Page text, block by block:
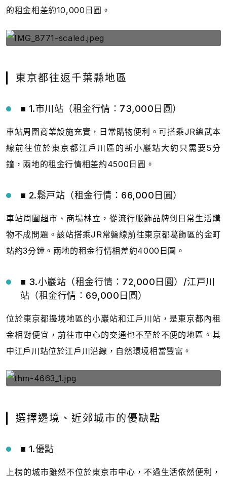
的租金相差約10,000日圓。
東京都往返千葉縣地區
■ 1.市川站（租金行情：73,000日圓）
車站周圍商業設施充實，日常購物便利。可搭乘JR總武本
線前往位於東京都江戶川區的新小巖站大約只需要5分
鐘，兩地的租金行情相差約4500日圓。
■ 2.鬆戸站（租金行情：66,000日圓）
車站周圍超市、商場林立，從流行服飾品牌到日常生活購
物不成問題。該站搭乘JR常磐線前往東京都葛飾區的金町
站約3分鐘。兩地的租金行情相差約4000日圓。
■ 3.小巖站（租金行情：72,000日圓）/江戸川
站（租金行情：69,000日圓）
位於東京都邊境地區的小巖站和江戶川站，是東京都內租
金相對便宜，前往市中心的交通也不至於不便的地區。其
中江戶川站位於江戶川沿線，自然環境相當豐富。
選擇邊境、近郊城市的優缺點
■ 1.優點
上榜的城市雖然不位於東京市中心，不過生活依然便利，